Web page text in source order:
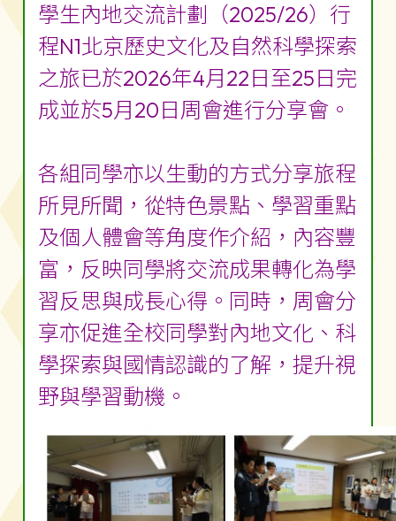
學生內地交流計劃（2025/26）行
程N1北京歷史文化及自然科學探索
之旅已於2026年4月22日至25日完
成並於5月20日周會進行分享會。
各組同學亦以生動的方式分享旅程
所見所聞，從特色景點、學習重點
及個人體會等角度作介紹，內容豐
富，反映同學將交流成果轉化為學
習反思與成長心得。同時，周會分
享亦促進全校同學對內地文化、科
學探索與國情認識的了解，提升視
野與學習動機。